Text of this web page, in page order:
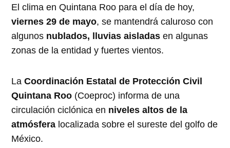
El clima en Quintana Roo para el día de hoy,
viernes 29 de mayo, se mantendrá caluroso con
algunos nublados, lluvias aisladas en algunas
zonas de la entidad y fuertes vientos.
LaCoordinación Estatal de Protección Civil
Quintana Roo (Coeproc) informa de una
circulación ciclónica en niveles altos de la
atmósfera localizada sobre el sureste del golfo de
México.